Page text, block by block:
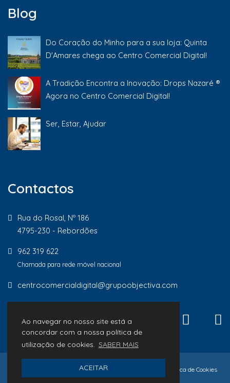
Ao navegar no nosso site está a
concordar com a nossa política de
utilização de cookies. SABER MAIS
ACEITAR
Blog
Do Coração do Minho para a sua loja: Quinta
D'Amares chega ao Centro Comercial Digital!
A Tradição Encontra a Inovação: Drops Nazaré ®
Agora no Centro Comercial Digital!
Ser, Estar, Ajudar
Contactos
Rua do Rosal, Nº 186
4795-230 - Rebordões
962 319 622
Chamada para rede móvel nacional
centrocomercialdigital@grupoobjectiva.com
© 2026 Lojas de Proximidade Política de Privacidade
Política de Cookies